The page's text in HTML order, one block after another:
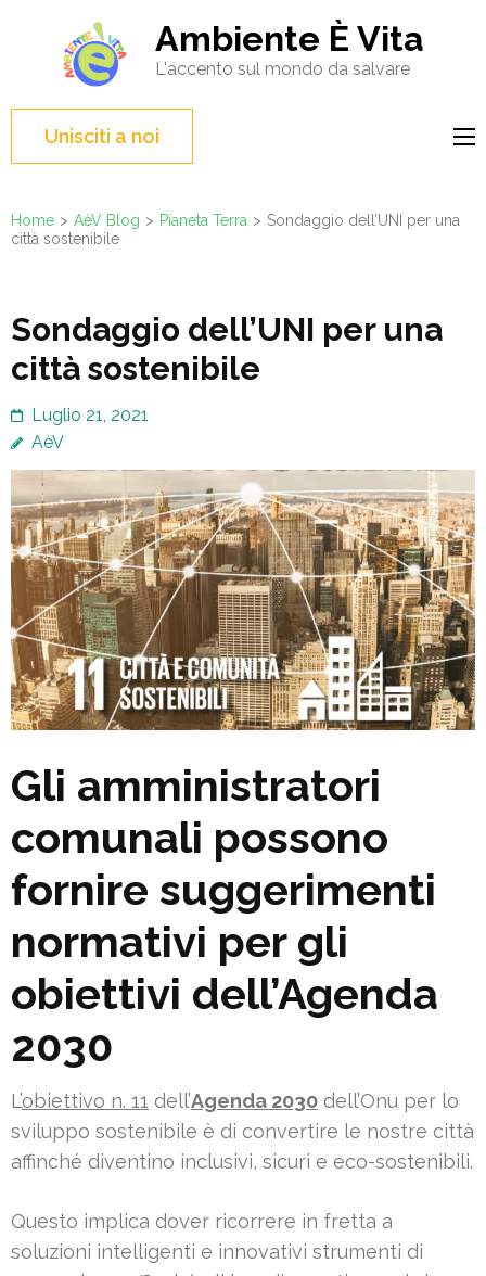
contenuto
(premi
Invio)
Ambiente È Vita
L'accento sul mondo da salvare
Unisciti a noi
Home > AèV Blog > Pianeta Terra > Sondaggio dell’UNI per una
città sostenibile
Sondaggio dell’UNI per una
città sostenibile
Luglio 21, 2021
AèV
Gli amministratori
comunali possono
fornire suggerimenti
normativi per gli
obiettivi dell’Agenda
2030
L’obiettivo n. 11 dell’Agenda 2030 dell’Onu per lo
sviluppo sostenibile è di convertire le nostre città
affinché diventino inclusivi, sicuri e eco-sostenibili.
Questo implica dover ricorrere in fretta a
soluzioni intelligenti e innovativi strumenti di